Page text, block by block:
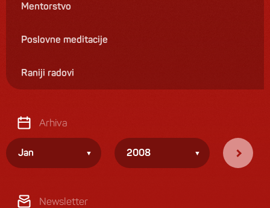
Mentorstvo
Poslovne meditacije
Raniji radovi
Arhiva
Jan 2008
Newsletter